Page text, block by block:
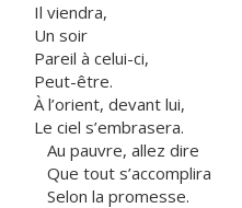
Il viendra,
Un soir
Pareil à celui-ci,
Peut-être.
À l’orient, devant lui,
Le ciel s’embrasera.
Au pauvre, allez dire
Que tout s’accomplira
Selon la promesse.